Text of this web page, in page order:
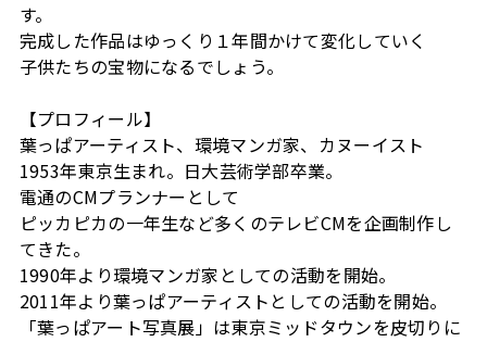
す。
完成した作品はゆっくり１年間かけて変化していく
子供たちの宝物になるでしょう。
【プロフィール】
葉っぱアーティスト、環境マンガ家、カヌーイスト
1953年東京生まれ。日大芸術学部卒業。
電通のCMプランナーとして
ピッカピカの一年生など多くのテレビCMを企画制作し
てきた。
1990年より環境マンガ家としての活動を開始。
2011年より葉っぱアーティストとしての活動を開始。
「葉っぱアート写真展」は東京ミッドタウンを皮切りに